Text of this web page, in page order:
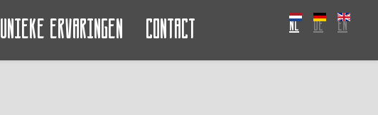
Unieke ervaringen Contact NL DE EN